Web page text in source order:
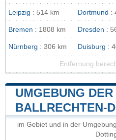
Leipzig : 514 km Dortmund :
Bremen : 1808 km Dresden :
Nürnberg : 306 km Duisburg :
Entfernung
UMGEBUNG
BALLRECHTEN-
im Gebiet und in der